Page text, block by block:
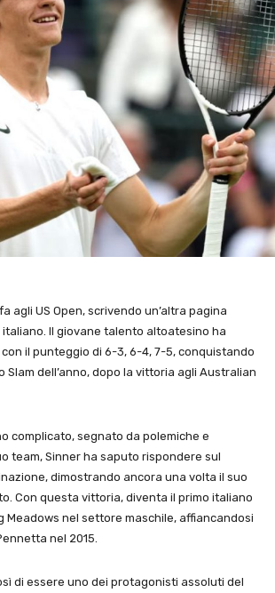
agli US Open, scrivendo un’altra pagina
Il giovane talento altoatesino ha
il punteggio di 6-3, 6-4, 7-5, conquistando
Slam dell’anno, dopo la vittoria agli Australian
complicato, segnato da polemiche e
team, Sinner ha saputo rispondere sul
dimostrando ancora una volta il suo
Con questa vittoria, diventa il primo italiano
Meadows nel settore maschile, affiancandosi
nel 2015.
di essere uno dei protagonisti assoluti del